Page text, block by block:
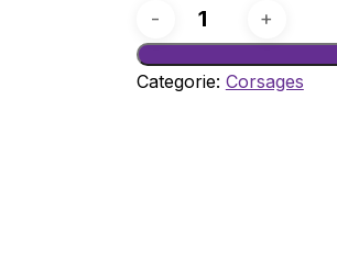
Coursage
Roos
aantal
Categorie: Corsages